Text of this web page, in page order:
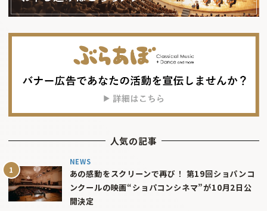
人気の記事
NEWS
あの感動をスクリーンで再び！ 第19回ショパンコ
ンクールの映画“ショパコンシネマ”が10月2日公
開決定